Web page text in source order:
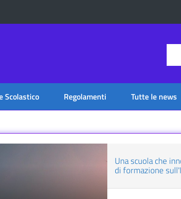
Scolastico Regolamenti Tutte le news
Una scuola che
di formazione